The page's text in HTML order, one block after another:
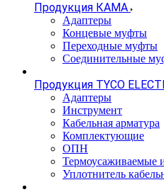
Продукция КАМА
Адаптеры
Концевые муфты
Переходные муфты
Соединительные
Продукция TYCO
Адаптеры
Инструмент
Кабельная арматура
Комплектующие
ОПН
Термоусаживаемые
Уплотнитель